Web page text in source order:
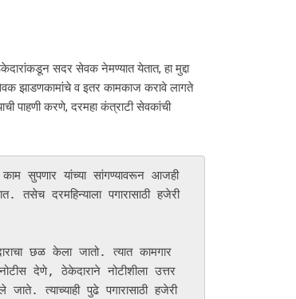
सदर सेवक नेमण्यात येतात, हा मुद्दा
झाडणकामांचे व इतर कामकाज करावे लागते
पाहणी करणे, दरमहा कंत्राटी सेवकांची
सुपणार यांच्या सांगण्यावरून आजही
तसेच दरमहिन्याला पगारासाठी हजेरी
छळ केला जातो. त्यात कामगार
देणे, ठेकेदाराने नोटीशीला उत्तर
त्याच्याही पुढे पगारासाठी हजेरी